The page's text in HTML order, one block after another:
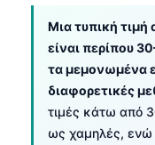
Μια τυπική τιμή
είναι περίπου
τα μεμονωμένα
διαφορετικές
τιμές κάτω από
ως χαμηλές, ενώ